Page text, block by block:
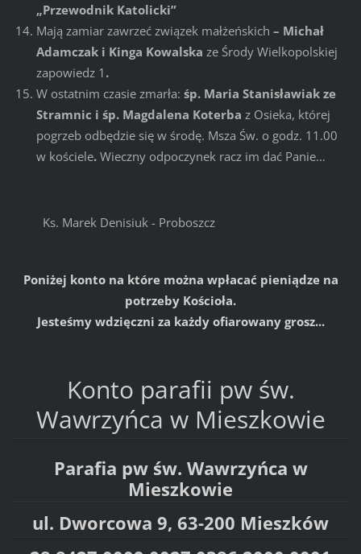
„Przewodnik Katolicki”
Mają zamiar zawrzeć związek małżeńskich – Michał
Adamczak i Kinga Kowalska ze Środy Wielkopolskiej
zapowiedz 1 .
W ostatnim czasie zmarła: śp. Maria Stanisławiak ze
Stramnic i śp. Magdalena Koterba z Osieka, której
pogrzeb odbędzie się w środę. Msza Św. o godz. 11.00
w kościele.Wieczny odpoczynek racz im dać Panie…
Ks. Marek Denisiuk - Proboszcz
Poniżej konto na które można wpłacać pieniądze na
potrzeby Kościoła.
Jesteśmy wdzięczni za każdy ofiarowany grosz...
Konto parafii pw św.
Wawrzyńca w Mieszkowie
Parafia pw św. Wawrzyńca w
Mieszkowie
ul. Dworcowa 9, 63-200 Mieszków